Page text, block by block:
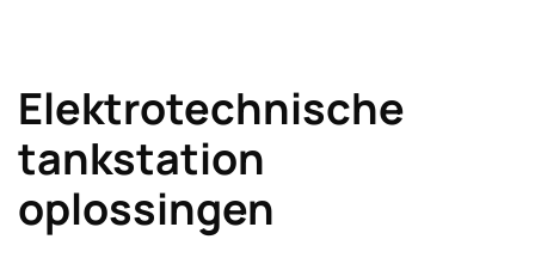
Elektrotechnische
tankstation
oplossingen